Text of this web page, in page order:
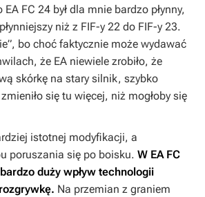
EA FC 24 był dla mnie bardzo płynny,
niż z FIF-y 22 do FIF-y 23.
bo choć faktycznie może wydawać
że EA niewiele zrobiło, że
skórkę na stary silnik, szybko
się tu więcej, niż mogłoby się
istotnej modyfikacji, a
poruszania się po boisku. W EA FC
duży wpływ technologii
Na przemian z graniem